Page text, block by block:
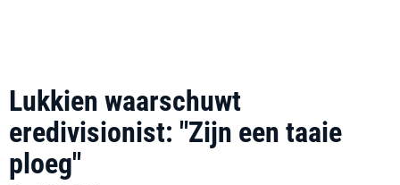
Lukkien waarschuwt
eredivisionist: "Zijn een taaie
ploeg"